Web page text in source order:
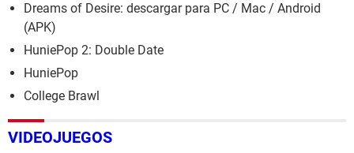
Dreams of Desire: descargar para PC / Mac / Android
(APK)
HuniePop 2: Double Date
HuniePop
College Brawl
VIDEOJUEGOS